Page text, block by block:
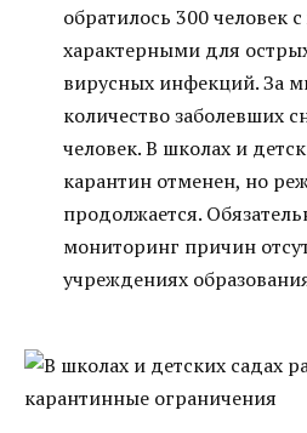
обратилось 300 человек
характерными для
вирусных инфекций. За
количество заболевших
человек. В школах и
карантин отменен, но
продолжается.
мониторинг причин
учреждениях